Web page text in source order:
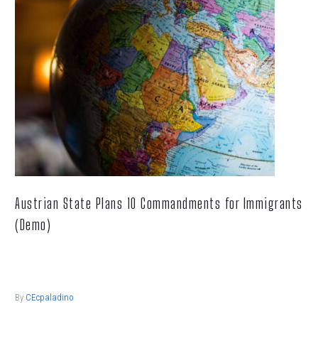
Austrian State Plans 10 Commandments for Immigrants
(Demo)
By CEcpaladino